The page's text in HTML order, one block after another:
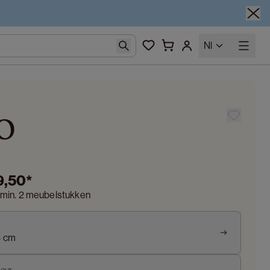
Nl
*
2 meubelstukken
cm